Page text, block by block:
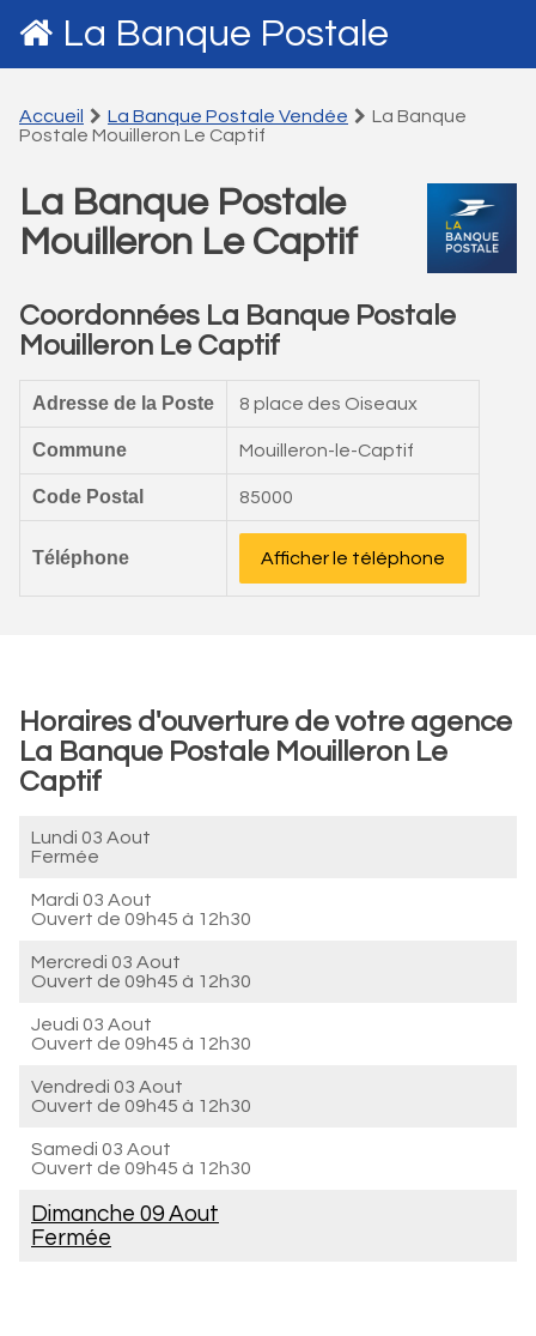
La Banque Postale
Accueil La Banque Postale Vendée
La Banque
Postale Mouilleron Le Captif
La Banque Postale
Mouilleron Le Captif
Coordonnées La Banque Postale
Mouilleron Le Captif
Adresse de la Poste 8 place des Oiseaux
Commune Mouilleron-le-Captif
Code Postal 85000
Téléphone Afficher le téléphone
Horaires d'ouverture de votre agence
La Banque Postale Mouilleron Le
Captif
Lundi 03 Aout
Fermée
Mardi 03 Aout
Ouvert de 09h45 à 12h30
Mercredi 03 Aout
Ouvert de 09h45 à 12h30
Jeudi 03 Aout
Ouvert de 09h45 à 12h30
Vendredi 03 Aout
Ouvert de 09h45 à 12h30
Samedi 03 Aout
Ouvert de 09h45 à 12h30
Dimanche 09 Aout
Fermée